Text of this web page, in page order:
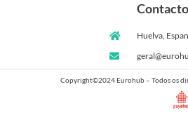
Contacto
Huelva,
Copyright©2024 Eurohub – Todos os